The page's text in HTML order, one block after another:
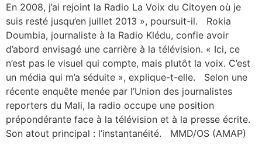
En 2008, j’ai rejoint la Radio La Voix du Citoyen où je
suis resté jusqu’en juillet 2013 », poursuit-il. Rokia
Doumbia, journaliste à la Radio Klédu, confie avoir
d’abord envisagé une carrière à la télévision. « Ici, ce
n’est pas le visuel qui compte, mais plutôt la voix. C’est
un média qui m’a séduite », explique-t-elle. Selon une
récente enquête menée par l’Union des journalistes
reporters du Mali, la radio occupe une position
prépondérante face à la télévision et à la presse écrite.
Son atout principal : l’instantanéité. MMD/OS (AMAP)